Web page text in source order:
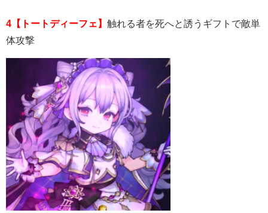
4【トートディーフェ】 触れる者を死へと誘うギフトで敵単
体攻撃